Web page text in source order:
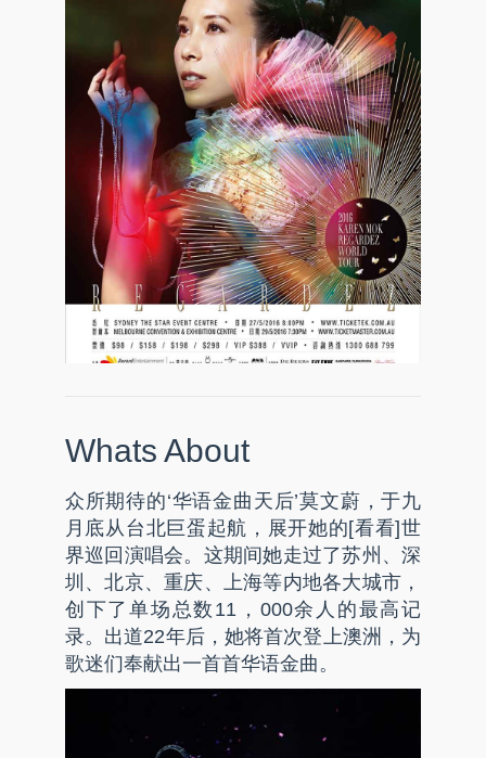
Whats About
众所期待的‘华语金曲天后’莫文蔚，于九
月底从台北巨蛋起航，展开她的[看看]世
界巡回演唱会。这期间她走过了苏州、深
圳、北京、重庆、上海等内地各大城市，
创下了单场总数11，000余人的最高记
录。出道22年后，她将首次登上澳洲，为
歌迷们奉献出一首首华语金曲。